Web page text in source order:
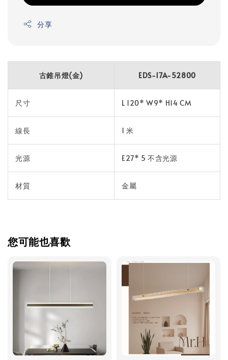
分享
古錐吊燈(金) EDS-17A-52800
尺寸 L 120* W9* H14 CM
線長 1 米
光源 E27* 5 不含光源
材質 金屬
您可能也喜歡